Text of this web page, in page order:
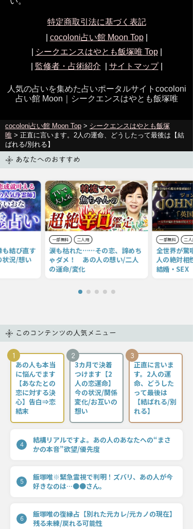
特定商取引法に基づく表記
cocoloni占い館 Moon Top|
シークエンスはやとも飯塚唯Top|
監修者・占術紹介 サイトマップ|
人気の占いを集めた占いポータルサイトcocoloni
占い館 Moon｜
シークエンスはやとも飯塚唯
cocoloni占い館 Moon Top > シークエンスはやとも飯塚
唯 > 正直に言います。2人の運命、どうしたって最後は【結
ばれる/別れる】
あなたへのおすすめ
結び直す
状況/想い
一部無料 二人用
涙も枯れた……その恋、諦めち
ゃダメ！ あの人の想い/二人
の運命/変化
一部無料 二人用
全世界が
人の絶対
結婚・SEX
このコンテンツの人気メニュー
1
あの人も本当
に悩んでます
【あなたとの
恋に対する決
心】告白⇒恋
結末
2
3カ月で決着
つけます【2
人の恋運命】
今の状況/関係
変化/お互いの
想い
3
正直に言いま
す。2人の運
命、どうした
って最後は
【結ばれる/別
れる】
4
結構リアルですよ。あの人のあなたへの“まさ
かの本音”欲望/優先度
5
飯塚唯※緊急霊視で判明！ズバリ、あの人が今
好きなのは…●●さん。
6
飯塚唯の復縁占【別れた元カレ/元カノの現在】
残る未練/戻れる可能性